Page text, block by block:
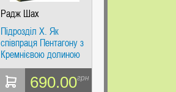
Радж Шах
Підрозділ Х. Як
співпраця Пентагону з
Кремнієвою долиною
змінює майбутнє війни
690.00грн